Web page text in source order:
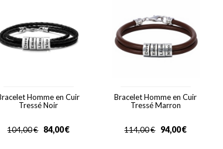
Homme en Cuir
Tressé Noir
€
104,00 €
84,00
Bracelet Homme en Cuir
Tressé Marron
€
114,00 €
94,00